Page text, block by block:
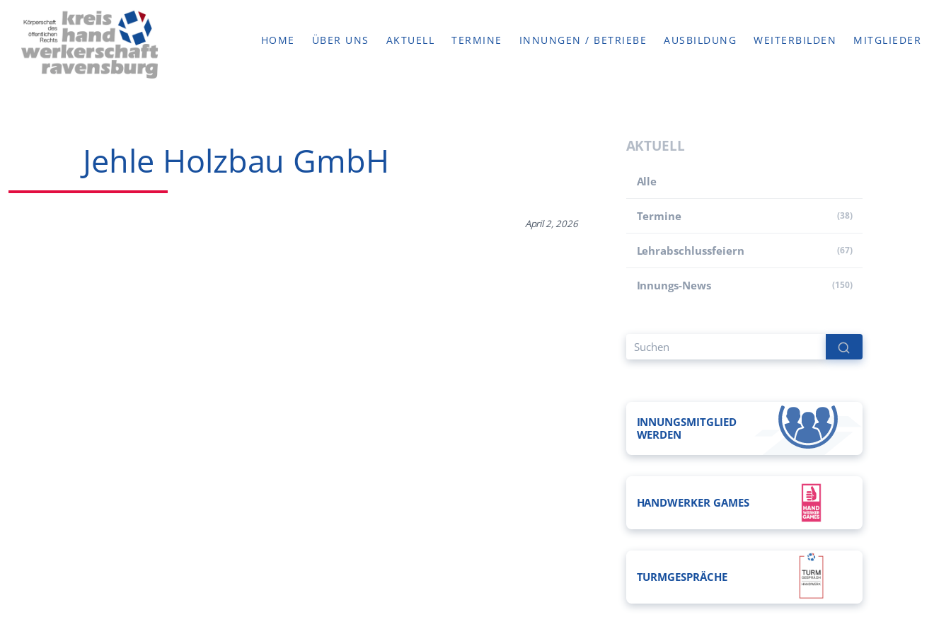
HOME ÜBER UNS AKTUELL TERMINE INNUNGEN / BETRIEBE AUSBILDUNG WEITERBILDEN MITGLIEDER
Jehle Holzbau GmbH
April 2, 2026
AKTUELL
Alle
Termine (38)
Lehr­abschluss­feiern (67)
Innungs-News (150)
INNUNGSMITGLIED
WERDEN
HANDWERKER GAMES
TURMGESPRÄCHE